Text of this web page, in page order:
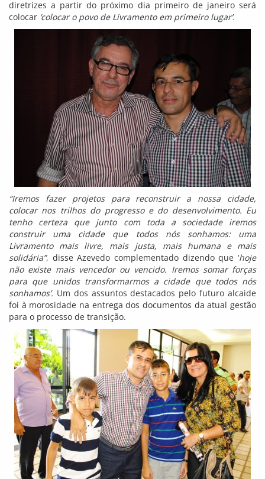
diretrizes a partir do próximo dia primeiro de janeiro será
colocar ‘colocar o povo de Livramento em primeiro lugar’.
“Iremos fazer projetos para reconstruir a nossa cidade,
colocar nos trilhos do progresso e do desenvolvimento. Eu
tenho certeza que junto com toda a sociedade iremos
construir uma cidade que todos nós sonhamos: uma
Livramento mais livre, mais justa, mais humana e mais
solidária”, disse Azevedo complementado dizendo que ‘hoje
não existe mais vencedor ou vencido. Iremos somar forças
para que unidos transformarmos a cidade que todos nós
sonhamos’. Um dos assuntos destacados pelo futuro alcaide
foi à morosidade na entrega dos documentos da atual gestão
para o processo de transição.